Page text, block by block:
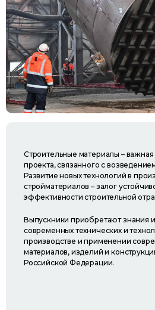
Строительные материалы –
проекта, связанного с
Развитие новых технологий в
стройматериалов – залог
эффективности строительной
Выпускники приобретают знания
современных технических и
производстве и применении
материалов, изделий и
Российской Федерации.